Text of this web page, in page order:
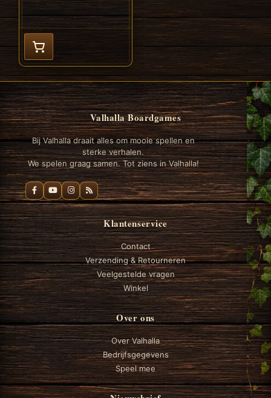
Valhalla Boardgames
Bij Valhalla draait alles om mooie spellen en
sterke verhalen.
We spelen graag samen. Tot ziens in Valhalla!
Klantenservice
Contact
Verzending & Retourneren
Veelgestelde vragen
Winkel
Over ons
Over Valhalla
Bedrijfsgegevens
Speel mee